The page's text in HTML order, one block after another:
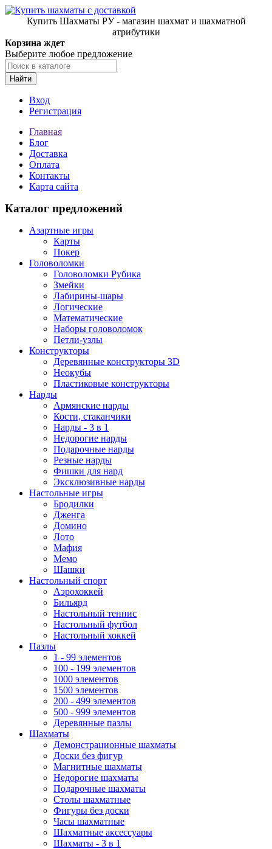
Купить Шахматы РУ - магазин шахмат и шахматной
атрибутики
Корзина ждет
Выберите любое предложение
Найти
Вход
Регистрация
Главная
Блог
Доставка
Оплата
Контакты
Карта сайта
Каталог предложений
Азартные игры
Карты
Покер
Головоломки
Головоломки Рубика
Змейки
Лабирины-шары
Логические
Математические
Наборы головоломок
Петли-узлы
Конструкторы
Деревянные конструкторы 3D
Неокубы
Пластиковые конструкторы
Нарды
Армянские нарды
Кости, стаканчики
Нарды - 3 в 1
Недорогие нарды
Подарочные нарды
Резные нарды
Фишки для нард
Эксклюзивные нарды
Настольные игры
Бродилки
Дженга
Домино
Лото
Мафия
Мемо
Шашки
Настольный спорт
Аэрохоккей
Бильярд
Настольный теннис
Настольный футбол
Настольный хоккей
Пазлы
1 - 99 элементов
100 - 199 элементов
1000 элементов
1500 элементов
200 - 499 элементов
500 - 999 элементов
Деревянные пазлы
Шахматы
Демонстрационные шахматы
Доски без фигур
Магнитные шахматы
Недорогие шахматы
Подарочные шахматы
Столы шахматные
Фигуры без доски
Часы шахматные
Шахматные аксессуары
Шахматы - 3 в 1